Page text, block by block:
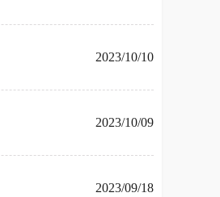
2023/10/10
2023/10/09
2023/09/18